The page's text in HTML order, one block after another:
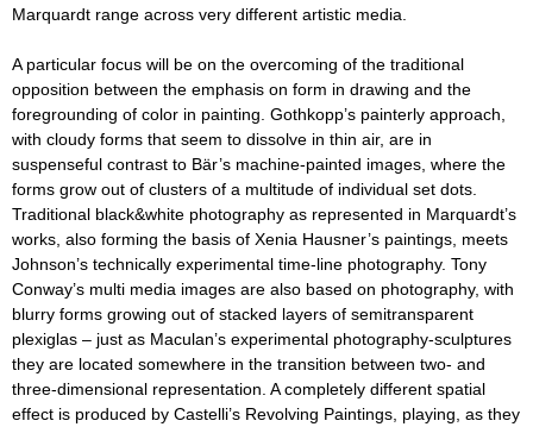
Marquardt range across very different artistic media.
A particular focus will be on the overcoming of the traditional
opposition between the emphasis on form in drawing and the
foregrounding of color in painting. Gothkopp’s painterly approach,
with cloudy forms that seem to dissolve in thin air, are in
suspenseful contrast to Bär’s machine-painted images, where the
forms grow out of clusters of a multitude of individual set dots.
Traditional black&white photography as represented in Marquardt’s
works, also forming the basis of Xenia Hausner’s paintings, meets
Johnson’s technically experimental time-line photography. Tony
Conway’s multi media images are also based on photography, with
blurry forms growing out of stacked layers of semitransparent
plexiglas – just as Maculan’s experimental photography-sculptures
they are located somewhere in the transition between two- and
three-dimensional representation. A completely different spatial
effect is produced by Castelli’s Revolving Paintings, playing, as they